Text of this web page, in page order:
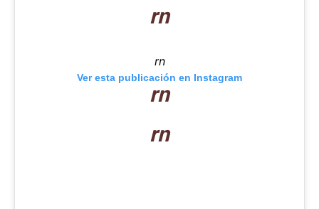
rn
rn
Ver esta publicación en Instagram
rn
rn